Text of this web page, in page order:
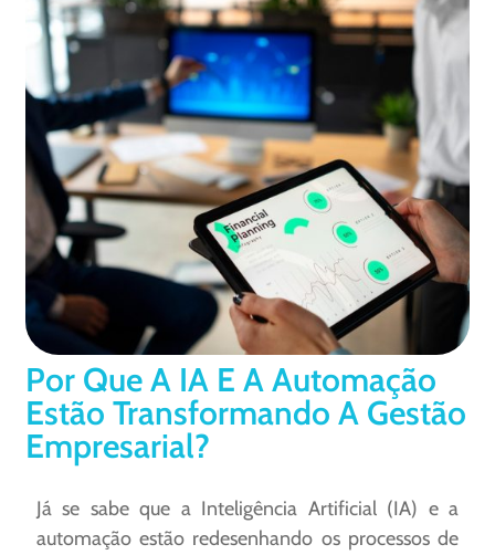
Por Que A IA E A Automação
Estão Transformando A Gestão
Empresarial?
Já se sabe que a Inteligência Artificial (IA) e a
automação estão redesenhando os processos de